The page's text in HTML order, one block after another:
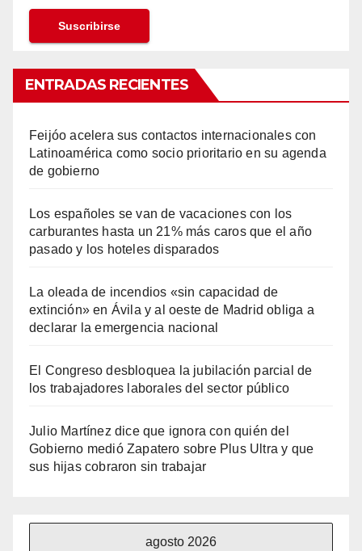
ENTRADAS RECIENTES
Feijóo acelera sus contactos internacionales con
Latinoamérica como socio prioritario en su agenda
de gobierno
Los españoles se van de vacaciones con los
carburantes hasta un 21% más caros que el año
pasado y los hoteles disparados
La oleada de incendios «sin capacidad de
extinción» en Ávila y al oeste de Madrid obliga a
declarar la emergencia nacional
El Congreso desbloquea la jubilación parcial de
los trabajadores laborales del sector público
Julio Martínez dice que ignora con quién del
Gobierno medió Zapatero sobre Plus Ultra y que
sus hijas cobraron sin trabajar
agosto 2026